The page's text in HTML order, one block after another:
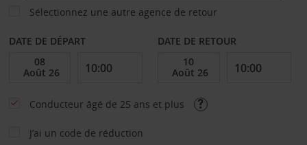
Sélectionnez une autre agence de retour
DATE DE DÉPART DATE DE RETOUR
Conducteur âgé de 25 ans et plus
J’ai un code de réduction